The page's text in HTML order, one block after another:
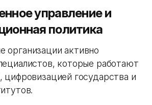
управление и
политика
активно
которые работают
государства и